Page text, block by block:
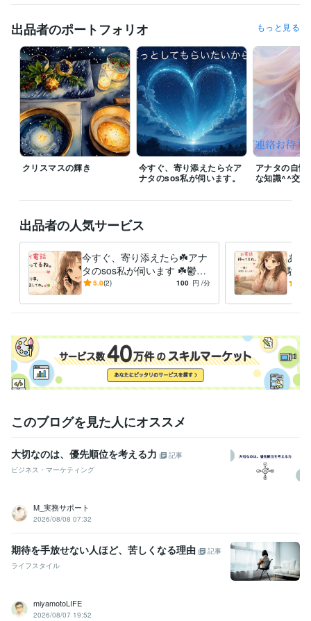
出品者のポートフォリオ もっと見る
クリスマスの輝き
今すぐ、寄り添えたら☆ア
ナタのsos私が伺います。
アナタの自
な知識^^交換
出品者の人気サービス
今すぐ、寄り添えたら☘️アナ
タのsos私が伺います ☘️鬱、
不登校、いじめ、何気ないお
5.0(2) 100 円 /分
あり
験❣️
い力
このブログを見た人にオススメ
大切なのは、優先順位を考える力
記事
ビジネス・マーケティング
M_実務サポート
2026/08/08 07:32
期待を手放せない人ほど、苦しくなる理由
記事
ライフスタイル
miyamotoLIFE
2026/08/07 19:52